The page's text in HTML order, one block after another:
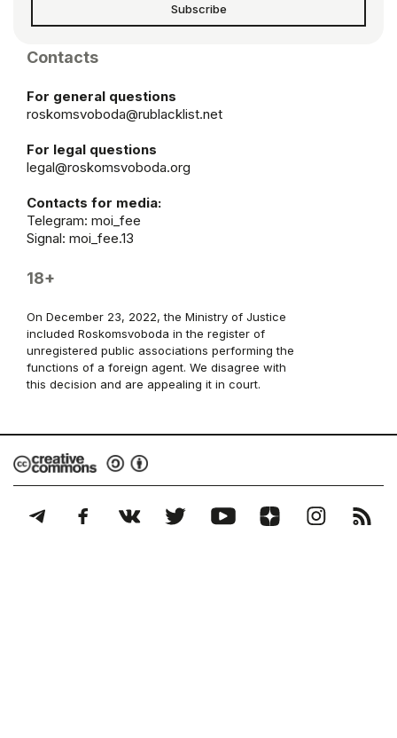
Subscribe
Contacts
For general questions
roskomsvoboda@rublacklist.net
For legal questions
legal@roskomsvoboda.org
Contacts for media:
Telegram: moi_fee
Signal: moi_fee.13
18+
On December 23, 2022, the Ministry of Justice
included Roskomsvoboda in the register of
unregistered public associations performing the
functions of a foreign agent. We disagree with
this decision and are appealing it in court.